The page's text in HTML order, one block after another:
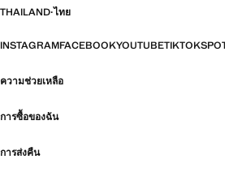
THAILAND·ไทย
INSTAGRAMFACEBOOKYOUTUBETIKTOK
ความช่วยเหลือ
การซื้อของฉัน
การส่งคืน